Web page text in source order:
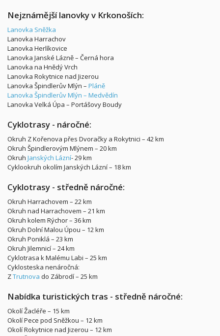
Nejznámější lanovky v Krkonoších:
Lanovka Sněžka
Lanovka Harrachov
Lanovka Herlíkovice
Lanovka Janské Lázně – Černá hora
Lanovka na Hnědý Vrch
Lanovka Rokytnice nad Jizerou
Lanovka Špindlerův Mlýn – Pláně
Lanovka Špindlerův Mlýn – Medvědín
Lanovka Velká Úpa – Portášovy Boudy
Cyklotrasy - náročné:
Okruh Z Kořenova přes Dvoračky a Rokytnici – 42 km
Okruh Špindlerovým Mlýnem – 20 km
Okruh Janských Lázní- 29 km
Cyklookruh okolím Janských Lázní – 18 km
Cyklotrasy - středně náročné:
Okruh Harrachovem – 22 km
Okruh nad Harrachovem – 21 km
Okruh kolem Rýchor – 36 km
Okruh Dolní Malou Úpou – 12 km
Okruh Poniklá – 23 km
Okruh Jilemnicí – 24 km
Cyklotrasa k Malému Labi – 25 km
Cyklosteska nenáročná:
ZTrutnova do Zábrodí – 25 km
Nabídka turistických tras - středně náročné:
Okolí Žacléře – 15 km
Okolí Pece pod Sněžkou – 12 km
Okolí Rokytnice nad Jizerou – 12 km